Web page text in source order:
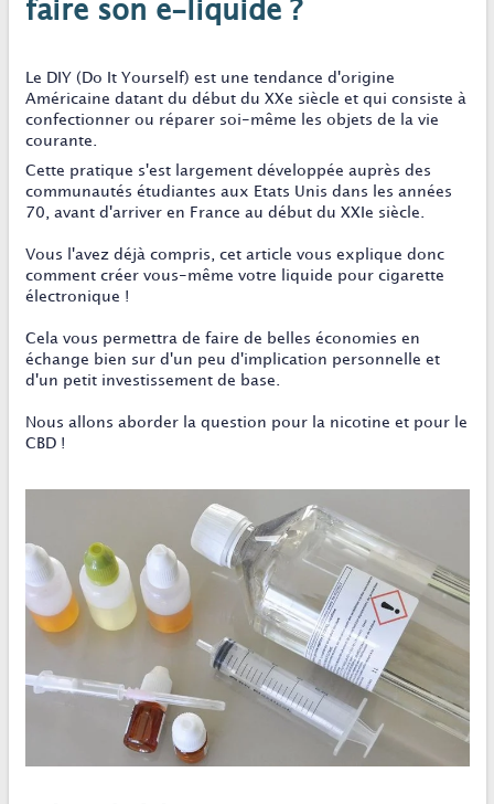
faire son e-liquide ?
Le DIY (Do It Yourself) est une tendance d'origine
Américaine datant du début du XXe siècle et qui consiste à
confectionner ou réparer soi-même les objets de la vie
courante.
Cette pratique s'est largement développée auprès des
communautés étudiantes aux Etats Unis dans les années
70, avant d'arriver en France au début du XXIe siècle.
Vous l'avez déjà compris, cet article vous explique donc
comment créer vous-même votre liquide pour cigarette
électronique !
Cela vous permettra de faire de belles économies en
échange bien sur d'un peu d'implication personnelle et
d'un petit investissement de base.
Nous allons aborder la question pour la nicotine et pour le
CBD !